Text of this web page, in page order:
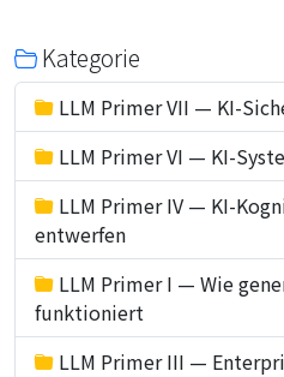
Kategorie
LLM Primer VII — KI-
LLM Primer VI — KI-
LLM Primer IV — KI-
entwerfen
LLM Primer I — Wie
funktioniert
LLM Primer III —